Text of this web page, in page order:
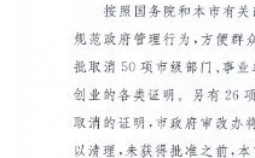
ITALIANO